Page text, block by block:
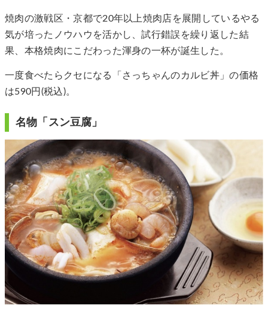
焼肉の激戦区・京都で20年以上焼肉店を展開しているやる
気が培ったノウハウを活かし、試行錯誤を繰り返した結
果、本格焼肉にこだわった渾身の一杯が誕生した。
一度食べたらクセになる「さっちゃんのカルビ丼」の価格
は590円(税込)。
名物「スン豆腐」